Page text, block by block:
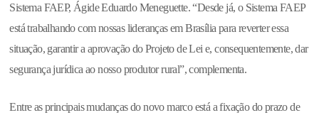
Sistema FAEP, Ágide Eduardo Meneguette. “Desde já, o Sistema FAEP
está trabalhando com nossas lideranças em Brasília para reverter essa
situação, garantir a aprovação do Projeto de Lei e, consequentemente, dar
segurança jurídica ao nosso produtor rural”, complementa.
Entre as principais mudanças do novo marco está a fixação do prazo de